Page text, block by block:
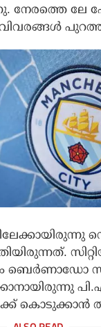
നേരത്തെ ലേ
ബെര്‍ണാഡോ
കൊടുക്കാന്‍